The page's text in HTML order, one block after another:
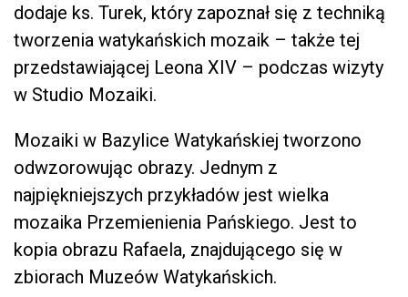
dodaje ks. Turek, który zapoznał się z techniką
tworzenia watykańskich mozaik – także tej
przedstawiającej Leona XIV – podczas wizyty
w Studio Mozaiki.
Mozaiki w Bazylice Watykańskiej tworzono
odwzorowując obrazy. Jednym z
najpiękniejszych przykładów jest wielka
mozaika Przemienienia Pańskiego. Jest to
kopia obrazu Rafaela, znajdującego się w
zbiorach Muzeów Watykańskich.